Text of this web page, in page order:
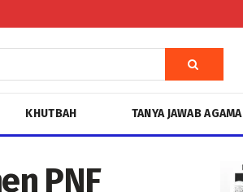
KHUTBAH TANYA JAWAB AGAMA
PNF